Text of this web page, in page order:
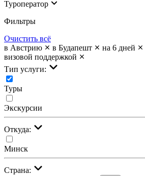
Туроператор
Фильтры
Очистить всё
в Австрию
в Будапешт на 6 дней
визовой поддержкой
Тип услуги:
Туры
Экскурсии
Откуда:
Минск
Страна: